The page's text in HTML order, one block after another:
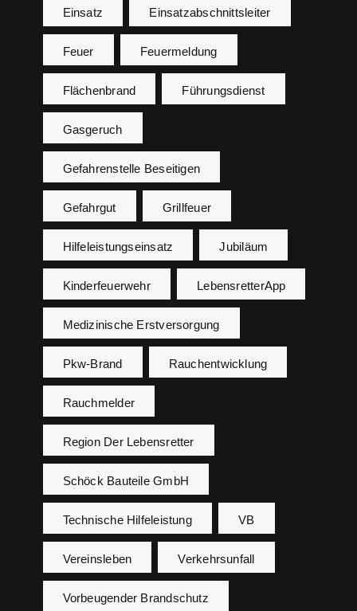
Einsatz Einsatzabschnittsleiter
Feuer Feuermeldung
Flächenbrand Führungsdienst
Gasgeruch
Gefahrenstelle Beseitigen
Gefahrgut Grillfeuer
Hilfeleistungseinsatz Jubiläum
Kinderfeuerwehr LebensretterApp
Medizinische Erstversorgung
Pkw-Brand Rauchentwicklung
Rauchmelder
Region Der Lebensretter
Schöck Bauteile GmbH
Technische Hilfeleistung VB
Vereinsleben Verkehrsunfall
Vorbeugender Brandschutz